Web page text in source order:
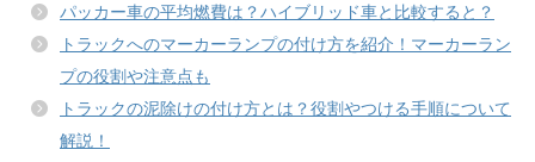
パッカー車の平均燃費は？ハイブリッド車と比較すると？
トラックへのマーカーランプの付け方を紹介！マーカーラン
プの役割や注意点も
トラックの泥除けの付け方とは？役割やつける手順について
解説！